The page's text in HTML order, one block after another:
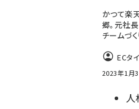
かつて楽
郷。元社
チームづ
ECタ
2023年1月
人